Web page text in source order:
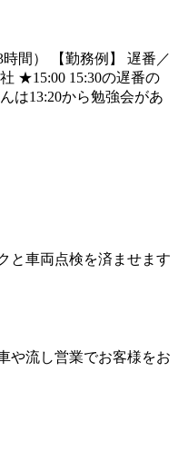
間） 【勤務例】 遅番／
★15:00 15:30の遅番の
は13:20から勉強会があ
と車両点検を済ませます
や流し営業でお客様をお